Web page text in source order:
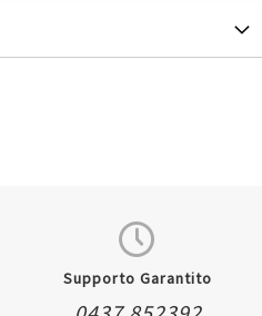
Supporto Garantito